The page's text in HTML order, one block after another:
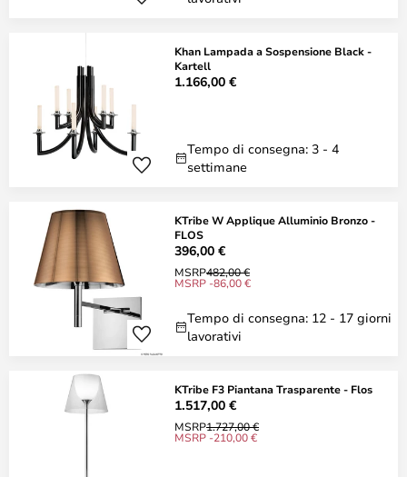
Khan Lampada a Sospensione Black -
Kartell
1.166,00 €
Tempo di consegna: 3 - 4
settimane
KTribe W Applique Alluminio Bronzo -
FLOS
396,00 €
MSRP482,00 €
MSRP -86,00 €
Tempo di consegna: 12 - 17 giorni
lavorativi
KTribe F3 Piantana Trasparente - Flos
1.517,00 €
MSRP1.727,00 €
MSRP -210,00 €